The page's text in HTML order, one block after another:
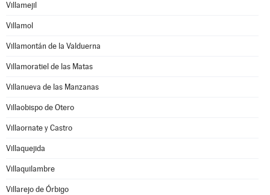
Villamejil
Villamol
Villamontán de la Valduerna
Villamoratiel de las Matas
Villanueva de las Manzanas
Villaobispo de Otero
Villaornate y Castro
Villaquejida
Villaquilambre
Villarejo de Órbigo